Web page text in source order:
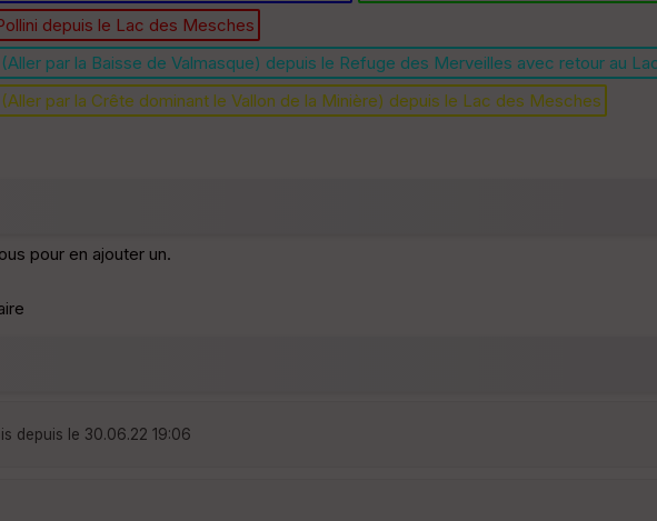
depuis le Lac des Mesches
par la Baisse de Valmasque) depuis le Refuge des Merveilles avec retour au
par la Crête dominant le Vallon de la Minière) depuis le Lac des Mesches
pour en ajouter un.
depuis le 30.06.22 19:06